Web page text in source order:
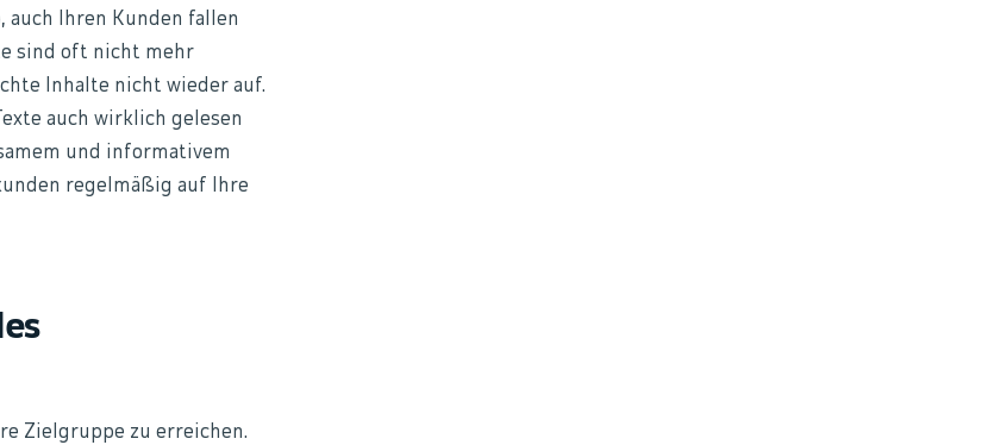
Ihren Kunden fallen
sind oft nicht mehr
Inhalte nicht wieder auf.
auch wirklich gelesen
und informativem
regelmäßig auf Ihre
Zielgruppe zu erreichen.